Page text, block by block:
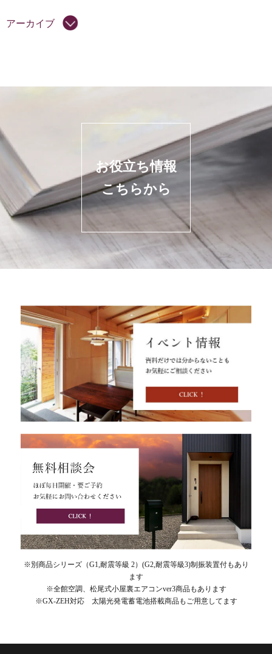
アーカイブ
お役立ち情報
こちらから
※別商品シリーズ（G1,耐震等級 2）(G2,耐震等級3)制振装置付もあり
ます
※全館空調、松尾式小屋裏エアコンver3商品もあります
※GX-ZEH対応 太陽光発電蓄電池搭載商品もご用意してます